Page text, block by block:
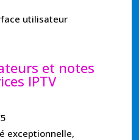
utilisateur
et notes
IPTV
exceptionnelle,